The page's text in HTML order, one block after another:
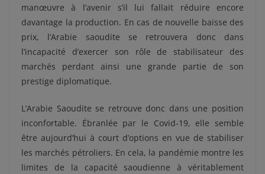
manœuvre à l’avenir s’il lui fallait réduire encore
davantage la production. En cas de nouvelle baisse des
prix, l’Arabie saoudite se retrouvera donc dans
l’incapacité d’exercer son rôle de stabilisateur des
marchés perdant ainsi une grande partie de son
prestige diplomatique.
L’Arabie Saoudite se retrouve donc dans une position
inconfortable. Ébranlée par le Covid-19, elle semble
être aujourd’hui à court d’options en vue de stabiliser
les marchés pétroliers. En cela, la pandémie montre les
limites de la capacité saoudienne à véritablement